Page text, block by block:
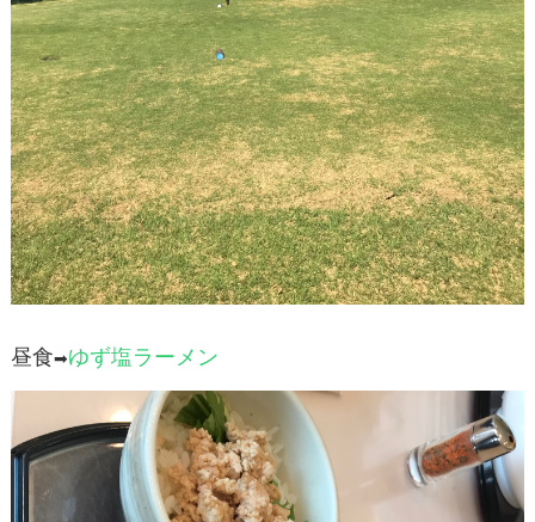
昼食➡ゆず塩ラーメン